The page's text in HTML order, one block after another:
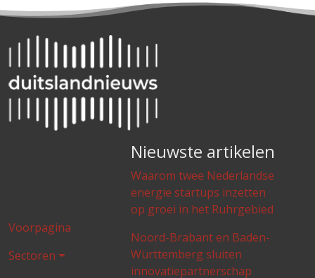
Voorpagina
Sectoren
Nieuwste artikelen
Waarom twee Nederlandse
energie startups inzetten
op groei in het Ruhrgebied
Noord-Brabant en Baden-
Württemberg sluiten
innovatiepartnerschap